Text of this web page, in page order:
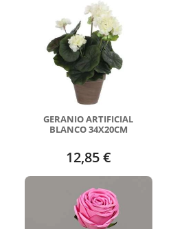
GERANIO ARTIFICIAL
BLANCO 34X20CM
12,85 €